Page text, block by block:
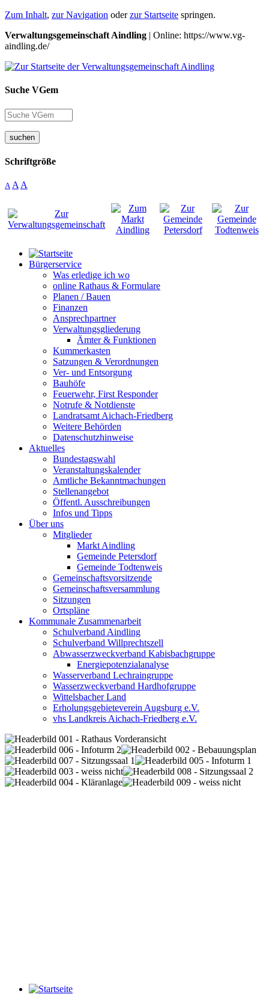
Zum Inhalt, zur Navigation oderzur Startseite springen.
Verwaltungsgemeinschaft Aindling | Online: https://www.vg-
aindling.de/
Suche VGem
suchen
Schriftgröße
A A A
Bürgerservice
Was erledige ich wo
online Rathaus & Formulare
Planen / Bauen
Finanzen
Ansprechpartner
Verwaltungsgliederung
Ämter & Funktionen
Kummerkasten
Satzungen & Verordnungen
Ver- und Entsorgung
Bauhöfe
Feuerwehr, First Responder
Notrufe & Notdienste
Landratsamt Aichach-Friedberg
Weitere Behörden
Datenschutzhinweise
Aktuelles
Bundestagswahl
Veranstaltungskalender
Amtliche Bekanntmachungen
Stellenangebot
Öffentl. Ausschreibungen
Infos und Tipps
Über uns
Mitglieder
Markt Aindling
Gemeinde Petersdorf
Gemeinde Todtenweis
Gemeinschaftsvorsitzende
Gemeinschaftsversammlung
Sitzungen
Ortspläne
Kommunale Zusammenarbeit
Schulverband Aindling
Schulverband Willprechtszell
Abwasserzweckverband Kabisbachgruppe
Energiepotenzialanalyse
Wasserverband Lechraingruppe
Wasserzweckverband Hardhofgruppe
Wittelsbacher Land
Erholungsgebieteverein Augsburg e.V.
vhs Landkreis Aichach-Friedberg e.V.